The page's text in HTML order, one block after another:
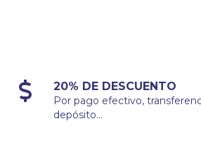
20% DE DESCUENTO
Por pago efectivo,
depósito...